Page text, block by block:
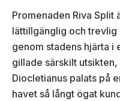
Promenaden Riva Split
lättillgänglig och
genom stadens hjärta i
gillade särskilt
Diocletianus palats på
havet så långt ögat